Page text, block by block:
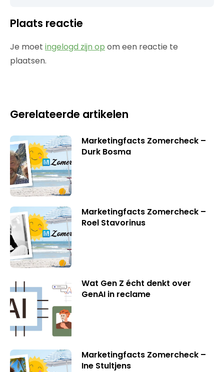
Plaats reactie
Je moet ingelogd zijn op om een reactie te
plaatsen.
Gerelateerde artikelen
Marketingfacts Zomercheck –
Durk Bosma
Marketingfacts Zomercheck –
Roel Stavorinus
Wat Gen Z écht denkt over
GenAI in reclame
Marketingfacts Zomercheck –
Ine Stultjens